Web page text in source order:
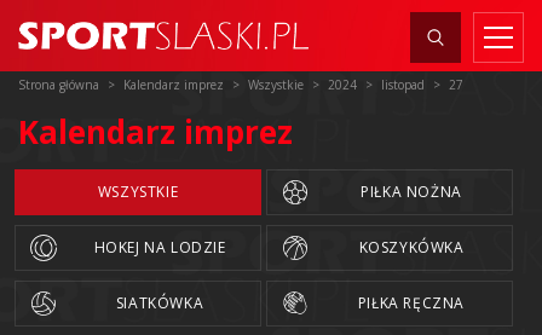
Strona główna Kalendarz imprez Wszystkie 2024 listopad 27
Kalendarz imprez
WSZYSTKIE PIŁKA NOŻNA
HOKEJ NA LODZIE KOSZYKÓWKA
SIATKÓWKA PIŁKA RĘCZNA